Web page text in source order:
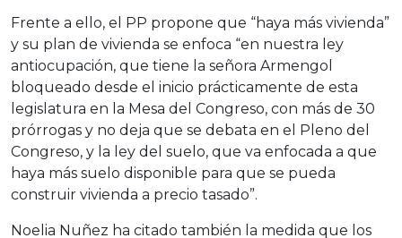
Frente a ello, el PP propone que “haya más vivienda”
y su plan de vivienda se enfoca “en nuestra ley
antiocupación, que tiene la señora Armengol
bloqueado desde el inicio prácticamente de esta
legislatura en la Mesa del Congreso, con más de 30
prórrogas y no deja que se debata en el Pleno del
Congreso, y la ley del suelo, que va enfocada a que
haya más suelo disponible para que se pueda
construir vivienda a precio tasado”.
Noelia Nuñez ha citado también la medida que los